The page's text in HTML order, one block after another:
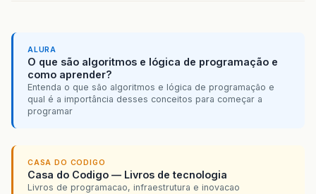
ALURA
O que são algoritmos e lógica de programação e
como aprender?
Entenda o que são algoritmos e lógica de programação e
qual é a importância desses conceitos para começar a
programar
CASA DO CODIGO
Casa do Codigo — Livros de tecnologia
Livros de programacao, infraestrutura e inovacao